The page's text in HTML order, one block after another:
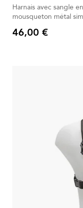
Harnais avec sangle
mousqueton métal
Prix
46,00 €